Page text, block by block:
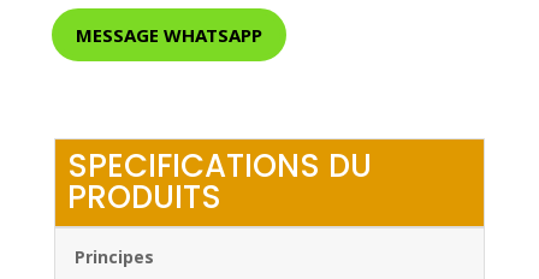
MESSAGE WHATSAPP
SPECIFICATIONS DU
PRODUITS
Principes